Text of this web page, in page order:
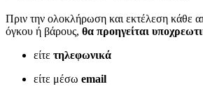
Πριν την ολοκλήρωση και εκτέλεση κάθε
όγκου ή βάρους, θα προηγείται
είτε τηλεφωνικά
είτε μέσω email